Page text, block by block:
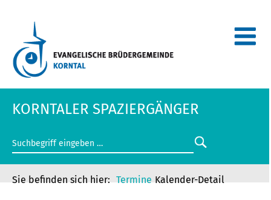
KORNTALER SPAZIERGÄNGER
Termine Kalender-Detail